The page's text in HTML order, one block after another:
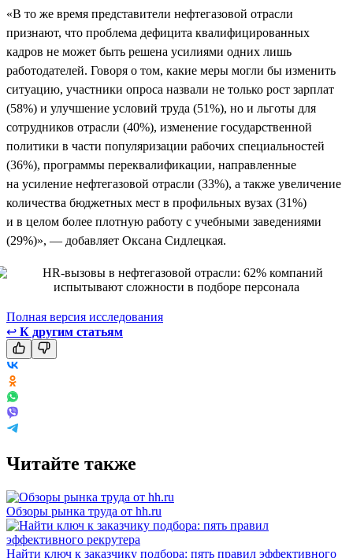
«В то же время представители нефтегазовой отрасли
признают, что проблема дефицита квалифицированных
кадров не может быть решена усилиями одних лишь
работодателей. Говоря о том, какие меры могли бы изменить
ситуацию, участники опроса назвали не только рост зарплат
(58%) и улучшение условий труда (51%), но и льготы для
сотрудников отрасли (40%), изменение государственной
политики в части популяризации рабочих специальностей
(36%), программы переквалификации, направленные
на усиление нефтегазовой отрасли (33%), а также увеличение
количества бюджетных мест в профильных вузах (31%)
и в целом более плотную работу с учебными заведениями
(29%)», — добавляет Оксана Сидлецкая.
Полная версия исследования
↩ К другим статьям
Читайте также
Обзоры рынка труда от hh.ru
Найти ключ к заказчику подбора: пять правил эффективного